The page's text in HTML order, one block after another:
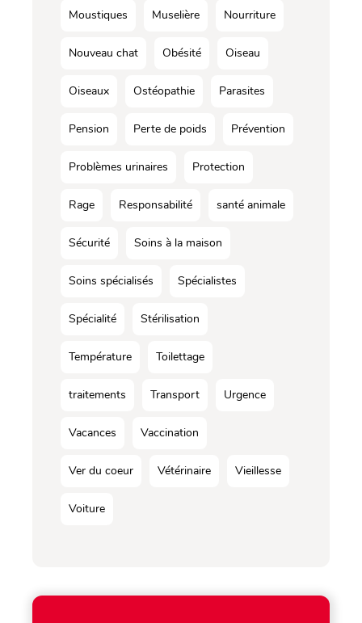
Moustiques Muselière Nourriture
Nouveau chat Obésité Oiseau
Oiseaux Ostéopathie Parasites
Pension Perte de poids Prévention
Problèmes urinaires Protection
Rage Responsabilité santé animale
Sécurité Soins à la maison
Soins spécialisés Spécialistes
Spécialité Stérilisation
Température Toilettage
traitements Transport Urgence
Vacances Vaccination
Ver du coeur Vétérinaire Vieillesse
Voiture